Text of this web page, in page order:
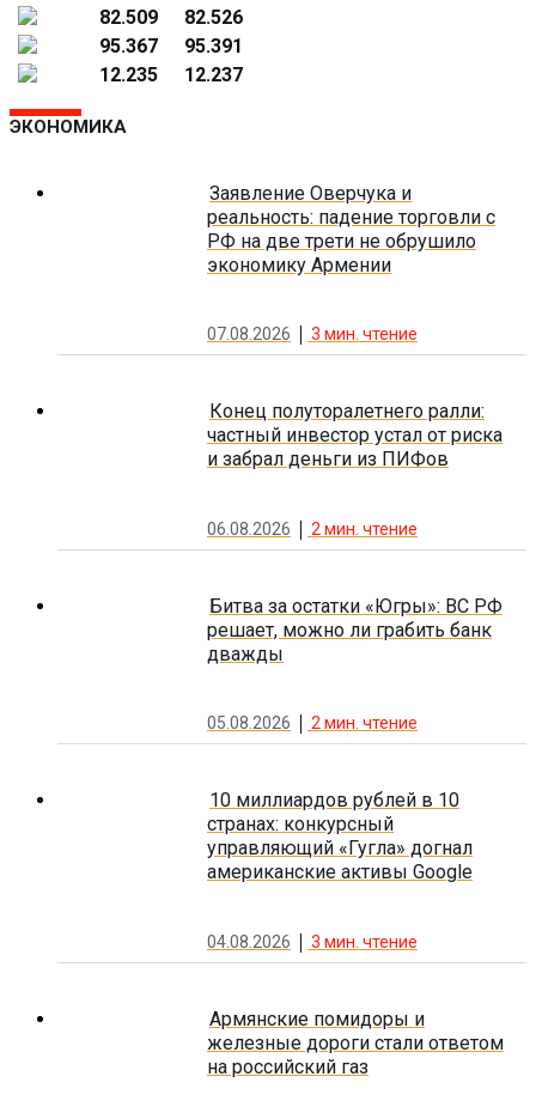
82.509
82.526
95.367
95.391
12.235
12.237
ЭКОНОМИКА
Заявление Оверчука и
реальность: падение торговли с
РФ на две трети не обрушило
экономику Армении
07.08.2026 3 мин. чтение
Конец полуторалетнего ралли:
частный инвестор устал от риска
и забрал деньги из ПИФов
06.08.2026 2 мин. чтение
Битва за остатки «Югры»: ВС РФ
решает, можно ли грабить банк
дважды
05.08.2026 2 мин. чтение
10 миллиардов рублей в 10
странах: конкурсный
управляющий «Гугла» догнал
американские активы Google
04.08.2026 3 мин. чтение
Армянские помидоры и
железные дороги стали ответом
на российский газ